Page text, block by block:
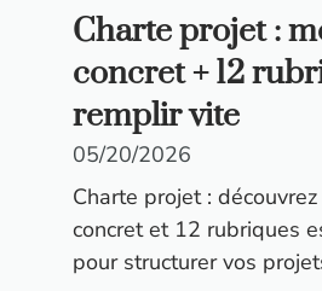
Charte projet :
concret + 12
remplir vite
05/20/2026
Charte projet :
concret et 12 rubriques
pour structurer vos